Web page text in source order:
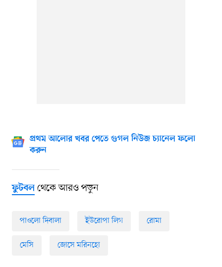
প্রথম আলোর খবর পেতে গুগল নিউজ চ্যানেল ফলো
করুন
ফুটবলথেকে আরও পড়ুন
পাওলো দিবালা ইউরোপা লিগ রোমা
মেসি জোসে মরিনহো